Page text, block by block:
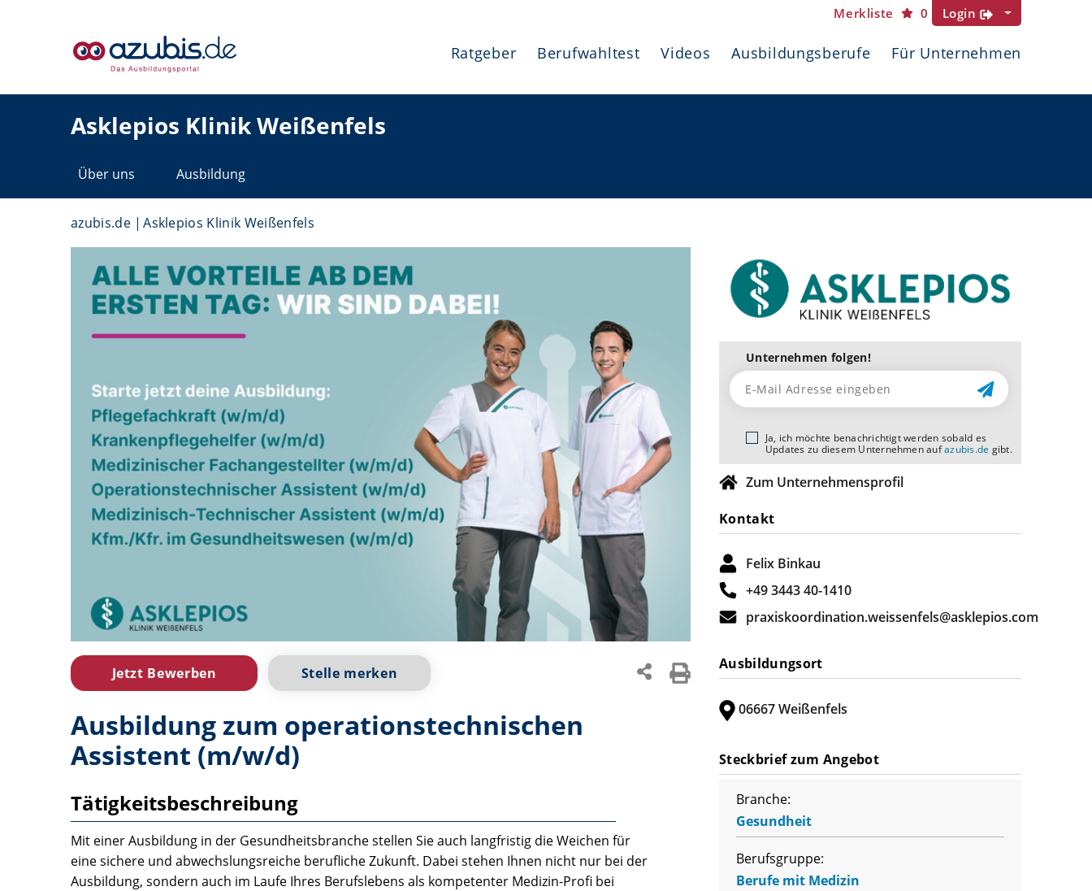
Merkliste 0 Login
Ratgeber Berufwahltest Videos Ausbildungsberufe Für Unternehmen
Asklepios Klinik Weißenfels
Über uns Ausbildung
azubis.de Asklepios Klinik Weißenfels
Jetzt Bewerben Stelle merken
Ausbildung zum operationstechnischen
Assistent (m/w/d)
Tätigkeitsbeschreibung
Mit einer Ausbildung in der Gesundheitsbranche stellen Sie auch langfristig die Weichen für
eine sichere und abwechslungsreiche berufliche Zukunft. Dabei stehen Ihnen nicht nur bei der
Ausbildung, sondern auch im Laufe Ihres Berufslebens als kompetenter Medizin-Profi bei
Unternehmen folgen!
Ja, ich möchte benachrichtigt werden sobald es
Updates zu diesem Unternehmen aufazubis.de gibt.
Zum Unternehmensprofil
Kontakt
Felix Binkau
+49 3443 40-1410
praxiskoordination.weissenfels@asklepios.com
Ausbildungsort
06667 Weißenfels
Steckbrief zum Angebot
Branche:
Gesundheit
Berufsgruppe:
Berufe mit Medizin